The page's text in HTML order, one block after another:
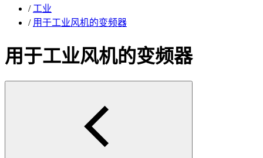
/ 工业
/ 用于工业风机的变频器
用于工业风机的变频器